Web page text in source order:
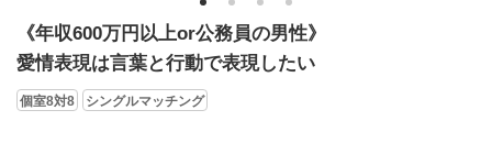
1 2 3 4
《年収600万円以上or公務員の男性》
愛情表現は言葉と行動で表現したい
個室8対8 シングルマッチング